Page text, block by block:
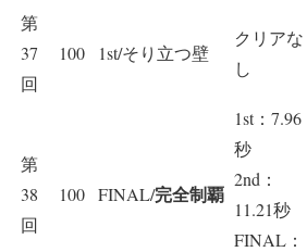
第
37
回
100 1st/そり立つ壁
クリアな
し
第
38
回
100 FINAL/完全制覇
1st：7.96
秒
2nd：
11.21秒
FINAL：